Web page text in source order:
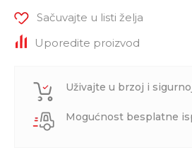
Sačuvajte u listi želja
Uporedite proizvod
Uživajte u brzoj i
Mogućnost besplatne